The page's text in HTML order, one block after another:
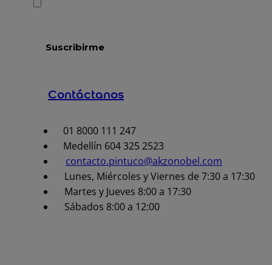
Contáctanos
01 8000 111 247
Medellín 604 325 2523
contacto.pintuco@akzonobel.com
Lunes, Miércoles y Viernes de 7:30 a 17:30
Martes y Jueves 8:00 a 17:30
Sábados 8:00 a 12:00